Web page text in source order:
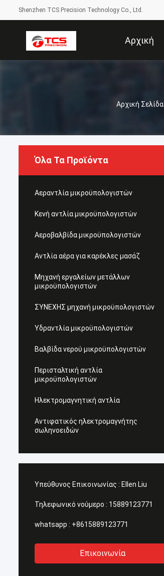
Shenzhen TCS Precision Technology Co., Ltd.
Αρχική
Αρχική Σελίδα
Όλα Τα Προϊόντα
Αεραντλία μικροϋπολογιστών
Κενή αντλία μικροϋπολογιστών
Αεροβαλβίδα μικροϋπολογιστών
Αντλία αέρα για καρέκλες μασάζ
Μηχανή εργαλείων μετάλλων
μικροϋπολογιστών
ΣΥΝΕΧΗΣ μηχανή μικροϋπολογιστών
Υδραντλία μικροϋπολογιστών
Βαλβίδα νερού μικροϋπολογιστών
Περισταλτική αντλία
μικροϋπολογιστών
Ηλεκτρομαγνητική αντλία
Αντιφατικός ηλεκτρομαγνήτης
σωληνοειδών
Υπεύθυνος Επικοινωνίας : Ellen Liu
Τηλεφωνικό νούμερο : 15889123771
whatsapp : +8615889123771
Επικοινωνία